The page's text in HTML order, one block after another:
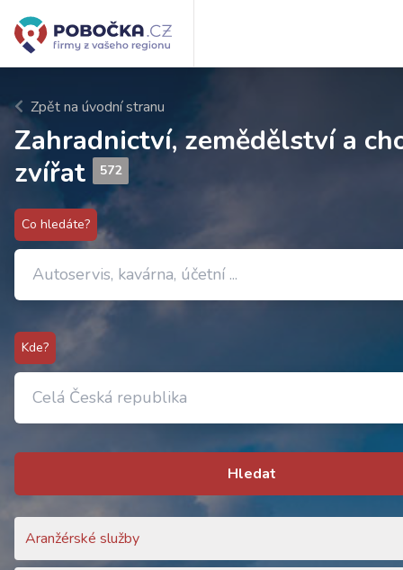
Zpět na úvodní stranu
Zahradnictví, zemědělství a
zvířat
572
Co hledáte?
Kde?
Hledat
Aranžérské služby